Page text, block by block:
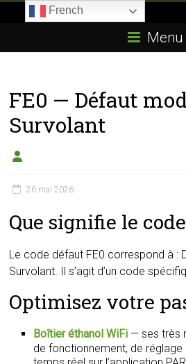
E85.com
passion
boîtier
éthanol
Menu
FE0 — Défaut
Survolant
26 mai 2026
Que signifie le code
Le code défaut FE0 correspond à :
Survolant. Il s’agit d’un code
Optimisez votre
Boîtier éthanol WiFi — ses très
de fonctionnement, de réglage
French